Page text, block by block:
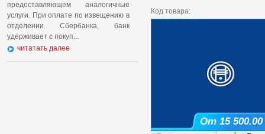
предоставляющем аналогичные
услуги. При оплате по извещению в
отделении Сбербанка, банк
удерживает с покуп...
читатать далее
Код товара:
От 15 500.00